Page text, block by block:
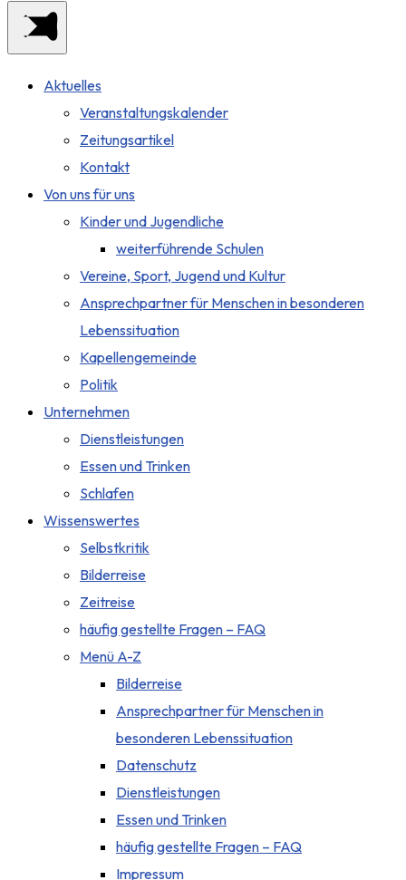
Aktuelles
Veranstaltungskalender
Zeitungsartikel
Kontakt
Von uns für uns
Kinder und Jugendliche
weiterführende Schulen
Vereine, Sport, Jugend und Kultur
Ansprechpartner für Menschen in besonderen
Lebenssituation
Kapellengemeinde
Politik
Unternehmen
Dienstleistungen
Essen und Trinken
Schlafen
Wissenswertes
Selbstkritik
Bilderreise
Zeitreise
häufig gestellte Fragen – FAQ
Menü A-Z
Bilderreise
Ansprechpartner für Menschen in
besonderen Lebenssituation
Datenschutz
Dienstleistungen
Essen und Trinken
häufig gestellte Fragen – FAQ
Impressum